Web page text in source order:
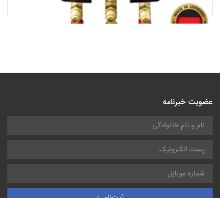
عضویت خبرنامه